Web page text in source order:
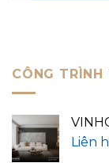
CÔNG TRÌNH
Liên